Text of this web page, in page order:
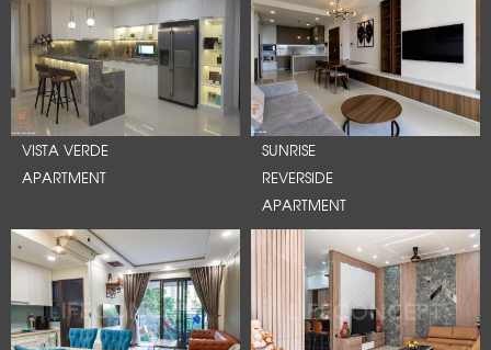
VISTA VERDE
APARTMENT
SUNRISE
REVERSIDE
APARTMENT